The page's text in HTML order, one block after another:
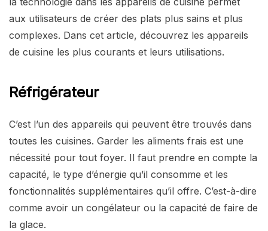
aux utilisateurs de créer des plats plus sains et plus
complexes. Dans cet article, découvrez les appareils
de cuisine les plus courants et leurs utilisations.
Réfrigérateur
C’est l’un des appareils qui peuvent être trouvés dans
toutes les cuisines. Garder les aliments frais est une
nécessité pour tout foyer. Il faut prendre en compte la
capacité, le type d’énergie qu’il consomme et les
fonctionnalités supplémentaires qu’il offre. C’est-à-dire
comme avoir un congélateur ou la capacité de faire de
la glace.